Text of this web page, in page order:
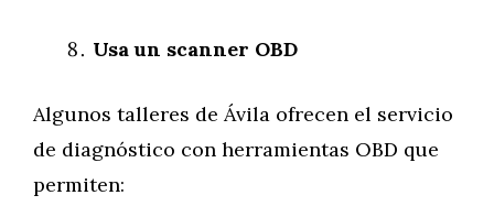
Usa un scanner OBD
Algunos talleres de Ávila ofrecen el servicio
de diagnóstico con herramientas OBD que
permiten: